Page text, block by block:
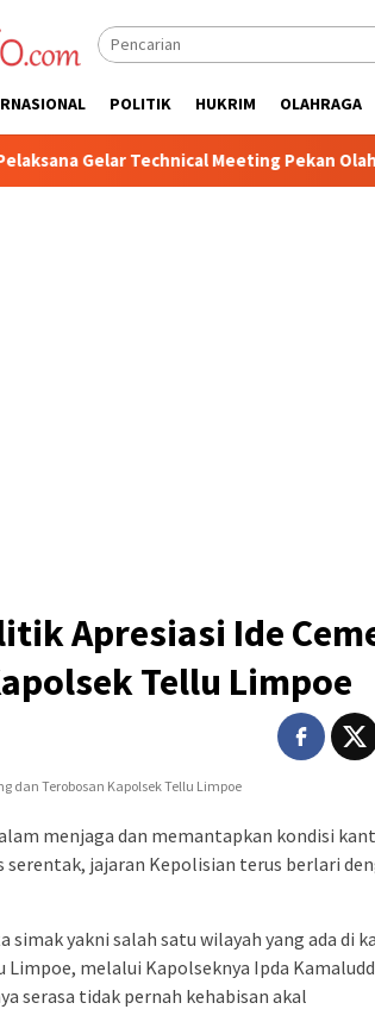
POLITIK HUKRIM OLAHRAGA
Meeting Pekan Olahraga Tingkat
Apresiasi Ide
Tellu Limpoe
menjaga dan memantapkan kondisi
serentak, jajaran Kepolisian terus berlari
yakni salah satu wilayah yang ada di
melalui Kapolseknya Ipda
serasa tidak pernah kehabisan akal